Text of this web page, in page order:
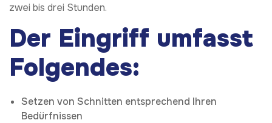
zwei bis drei Stunden.
Der Eingriff umfasst
Folgendes:
Setzen von Schnitten entsprechend Ihren
Bedürfnissen